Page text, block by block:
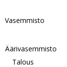
Vasemmisto
Äärivasemmisto
Talous